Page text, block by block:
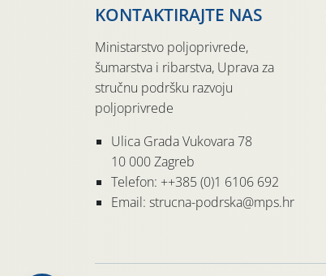
KONTAKTIRAJTE NAS
Ministarstvo poljoprivrede,
šumarstva i ribarstva, Uprava za
stručnu podršku razvoju
poljoprivrede
Ulica Grada Vukovara 78
10 000 Zagreb
Telefon: ++385 (0)1 6106 692
Email: strucna-podrska@mps.hr